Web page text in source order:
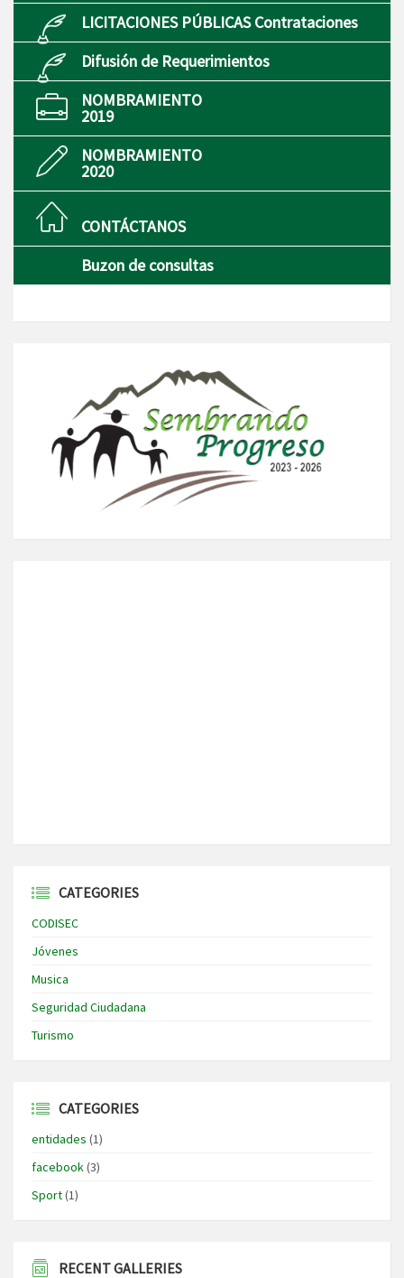
LICITACIONES PÚBLICAS Contrataciones
Difusión de Requerimientos
NOMBRAMIENTO
2019
NOMBRAMIENTO
2020
CONTÁCTANOS
Buzon de consultas
CATEGORIES
CODISEC
Jóvenes
Musica
Seguridad Ciudadana
Turismo
CATEGORIES
entidades (1)
facebook(3)
Sport(1)
RECENT GALLERIES